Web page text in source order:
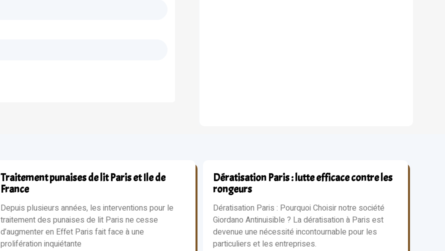
Traitement punaises de lit Paris et Ile de
France
Depuis plusieurs années, les interventions pour le
traitement des punaises de lit Paris ne cesse
d’augmenter en Effet Paris fait face à une
prolifération inquiétante
Dératisation Paris : lutte efficace contre les
rongeurs
Dératisation Paris : Pourquoi Choisir notre société
Giordano Antinuisible ? La dératisation à Paris est
devenue une nécessité incontournable pour les
particuliers et les entreprises.